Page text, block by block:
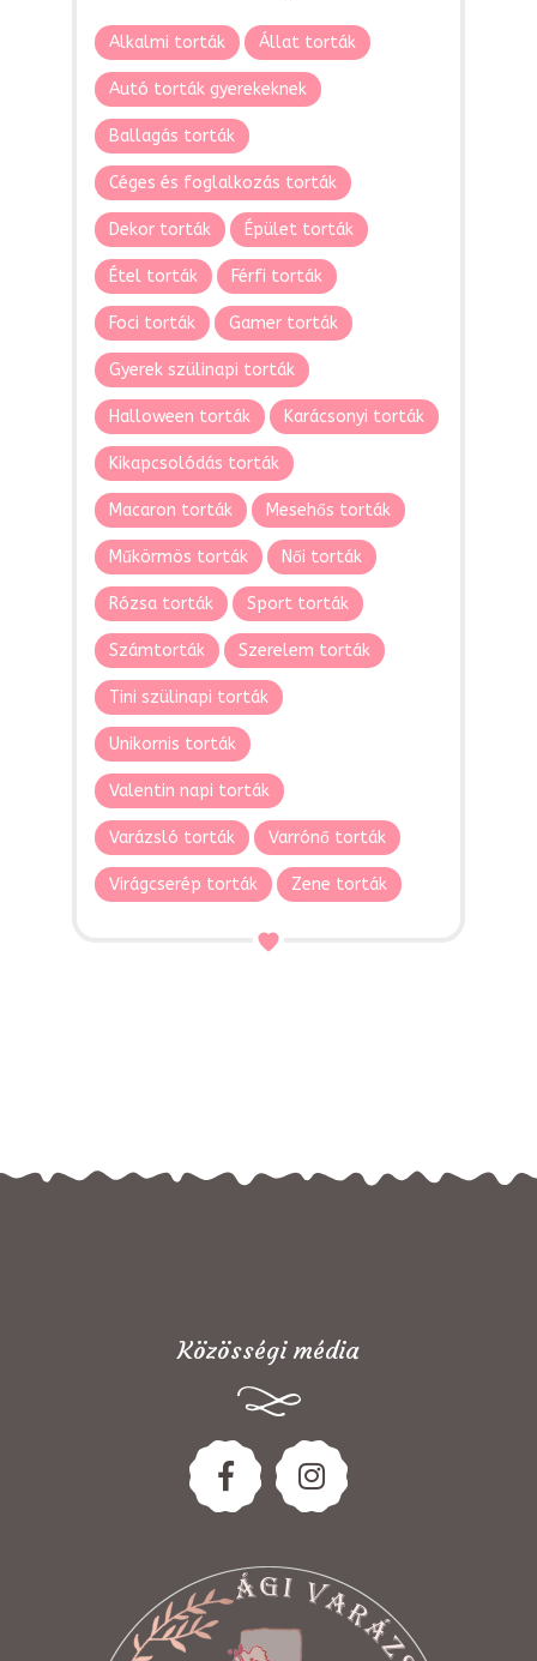
Alkalmi torták Állat torták
Autó torták gyerekeknek
Ballagás torták
Céges és foglalkozás torták
Dekor torták Épület torták
Étel torták Férfi torták
Foci torták Gamer torták
Gyerek szülinapi torták
Halloween torták Karácsonyi torták
Kikapcsolódás torták
Macaron torták Mesehős torták
Műkörmös torták Női torták
Rózsa torták Sport torták
Számtorták Szerelem torták
Tini szülinapi torták
Unikornis torták
Valentin napi torták
Varázsló torták Varrónő torták
Virágcserép torták Zene torták
Közösségi média